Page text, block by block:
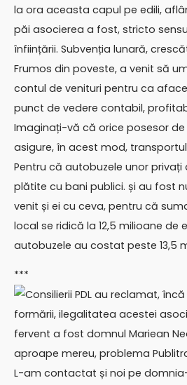
la ora aceasta capul pe edili,
păi asocierea a fost, stricto
înființării. Subvenția lunară,
Frumos din poveste, a venit să
contul de venituri pentru ca
punct de vedere contabil,
Imaginați-vă că orice posesor
asigure, în acest mod,
Pentru că autobuzele unor
plătite cu bani publici. și au fost
venit și ei cu ceva, pentru că
local se ridică la 12,5 milioane de
autobuzele au costat peste 13,5
***
Consilierii PDL au reclamat,
formării, ilegalitatea acestei
fervent a fost domnul Mariean
aproape mereu, problema
L-am contactat și noi pe